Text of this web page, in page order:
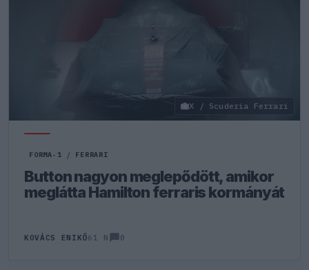
X / Scuderia Ferrari
FORMA-1 / FERRARI
Button nagyon meglepődött, amikor
meglátta Hamilton ferraris kormányát
KOVÁCS ENIKŐ61 N 0